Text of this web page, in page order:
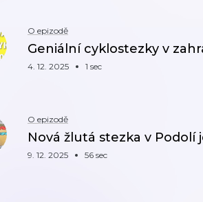
O epizodě
Geniální cyklostezky v
4. 12. 2025 1 sec
O epizodě
Nová žlutá stezka v Podolí
9. 12. 2025 56 sec